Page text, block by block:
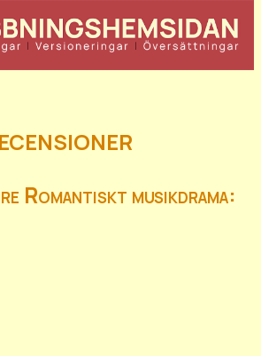
Romantiskt musikdrama: